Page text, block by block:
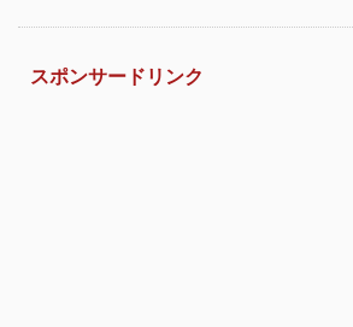
スポンサードリンク